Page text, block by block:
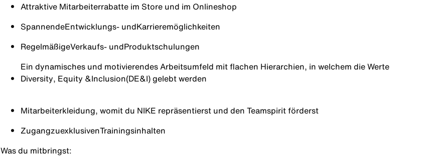
Attraktive Mitarbeiterrabatte im Store und im Onlineshop
SpannendeEntwicklungs- undKarrieremöglichkeiten
RegelmäßigeVerkaufs- undProduktschulungen
Ein dynamisches und motivierendes Arbeitsumfeld mit flachen Hierarchien, in welchem die Werte
Diversity, Equity &Inclusion(DE&I) gelebt werden
Mitarbeiterkleidung, womit du NIKE repräsentierst und den Teamspirit förderst
ZugangzuexklusivenTrainingsinhalten
Was du mitbringst: